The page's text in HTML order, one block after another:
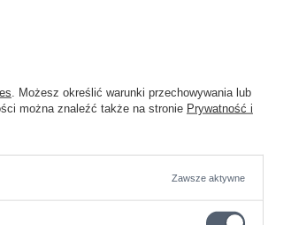
. Możesz określić warunki przechowywania lub
można znaleźć także na stronie Prywatność i
Zawsze aktywne